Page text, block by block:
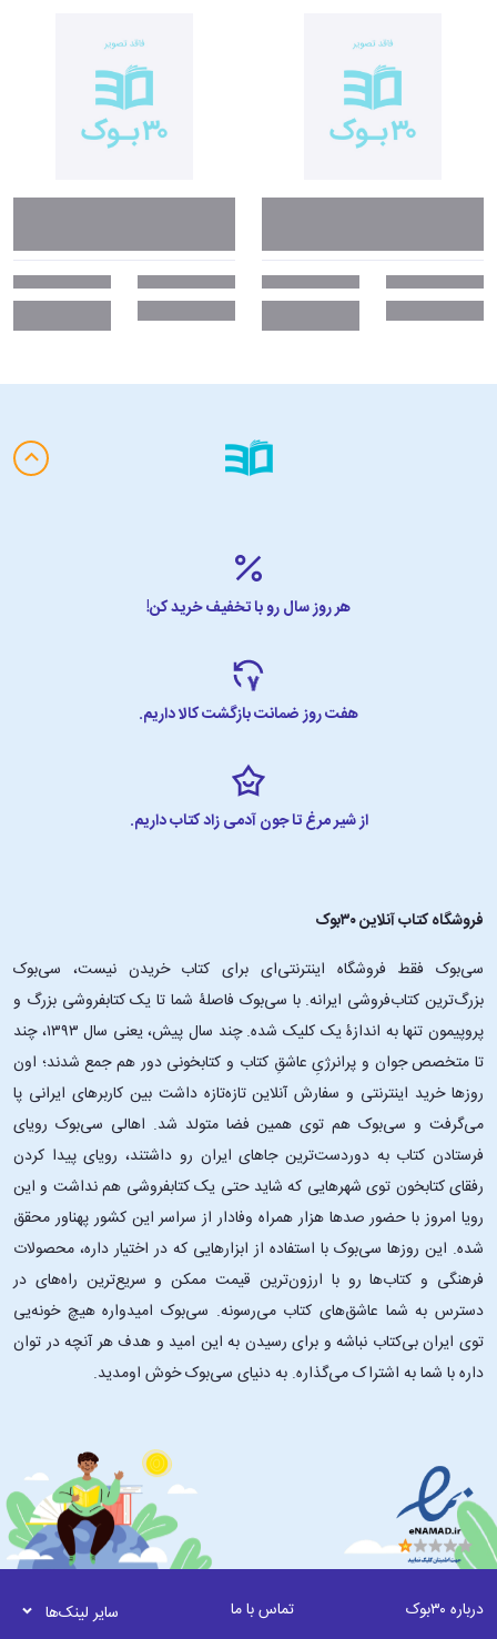
هر روز سال رو با تخفیف خرید کن!
هفت روز ضمانت بازگشت کالا داریم.
از شیر مرغ تا جون آدمی زاد کتاب داریم.
فروشگاه کتاب آنلاین ۳۰بوک
سی‌بوک فقط فروشگاه اینترنتی‌ای برای کتاب خریدن نیست، سی‌بوک
بزرگ‌ترین کتاب‌فروشی ایرانه. با سی‌بوک فاصلۀ شما تا یک کتابفروشی بزرگ و
پروپیمون تنها به اندازۀ یک کلیک شده. چند سال پیش، یعنی سال ۱۳۹۳، چند
تا متخصص جوان و پرانرژیِ عاشقِ کتاب و کتابخونی دور هم جمع شدند؛ اون‌
روزها خرید اینترنتی و سفارش آنلاین تازه‌تازه داشت بین کاربرهای ایرانی پا
می‌گرفت و سی‌بوک هم توی همین فضا متولد شد. اهالی سی‌بوک رویای
فرستادن کتاب به دوردست‌ترین جاهای ایران رو داشتند، رویای پیدا کردن
رفقای کتابخون توی شهرهایی که شاید حتی یک کتابفروشی هم نداشت و این
رویا امروز با حضور صدها هزار همراه وفادار از سراسر این کشور پهناور محقق
شده. این ‌روزها سی‌بوک با استفاده از ابزارهایی که در اختیار داره، محصولات
فرهنگی و کتاب‌ها رو با ارزون‌ترین قیمت ممکن و سریع‌ترین راه‌های در
دسترس به شما عاشق‌های کتاب می‌رسونه. سی‌بوک امیدواره هیچ خونه‌یی
توی ایران بی‌کتاب نباشه و برای رسیدن به این امید و هدف هر آنچه در توان
داره با شما به اشتراک می‌گذاره. به دنیای سی‌بوک خوش اومدید.
درباره ۳۰بوک تماس با ما سایر لینک‌ها